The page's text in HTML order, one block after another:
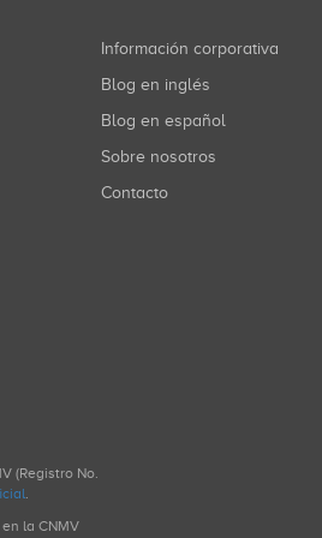
Información corporativa
Blog en inglés
Blog en español
Sobre nosotros
Contacto
(Registro No.
.
la CNMV